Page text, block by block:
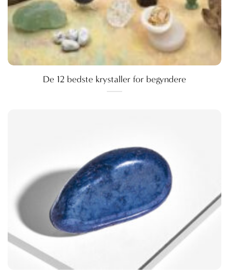
De 12 bedste krystaller for begyndere